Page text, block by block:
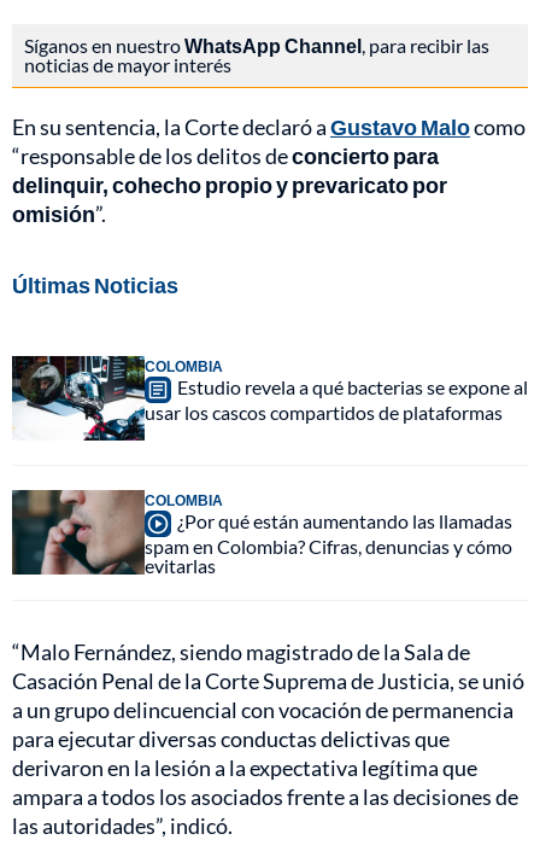
Síganos en nuestroWhatsApp Channel , para recibir las
noticias de mayor interés
En su sentencia, la Corte declaró aGustavo Malocomo
“responsable de los delitos deconcierto para
delinquir, cohecho propio y prevaricato por
omisión”.
Últimas Noticias
COLOMBIA
Estudio revela a qué bacterias se expone al
usar los cascos compartidos de plataformas
COLOMBIA
¿Por qué están aumentando las llamadas
spam en Colombia? Cifras, denuncias y cómo
evitarlas
“Malo Fernández, siendo magistrado de la Sala de
Casación Penal de la Corte Suprema de Justicia, se unió
a un grupo delincuencial con vocación de permanencia
para ejecutar diversas conductas delictivas que
derivaron en la lesión a la expectativa legítima que
ampara a todos los asociados frente a las decisiones de
las autoridades”, indicó.